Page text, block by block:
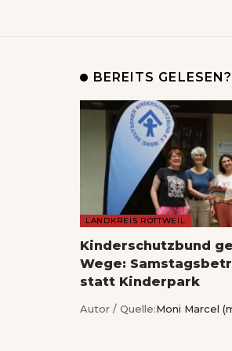
BEREITS GELESEN?
LANDKREIS ROTTWEIL
Kinderschutzbund
Wege:
statt Kinderpark
Autor / Quelle:Moni Marcel